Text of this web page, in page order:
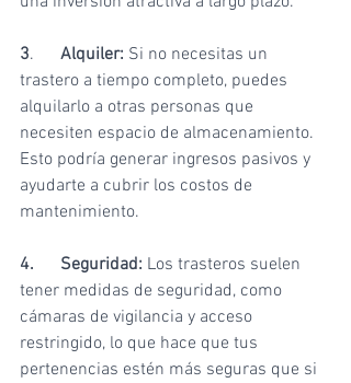
3. Alquiler: Si no necesitas un
trastero a tiempo completo, puedes
alquilarlo a otras personas que
necesiten espacio de almacenamiento.
Esto podría generar ingresos pasivos y
ayudarte a cubrir los costos de
mantenimiento.
4. Seguridad: Los trasteros suelen
tener medidas de seguridad, como
cámaras de vigilancia y acceso
restringido, lo que hace que tus
pertenencias estén más seguras que si